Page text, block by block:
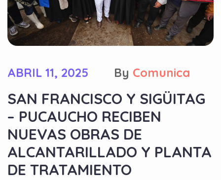
ABRIL 11, 2025 By Comunica
SAN FRANCISCO Y SIGÜITAG
– PUCAUCHO RECIBEN
NUEVAS OBRAS DE
ALCANTARILLADO Y PLANTA
DE TRATAMIENTO